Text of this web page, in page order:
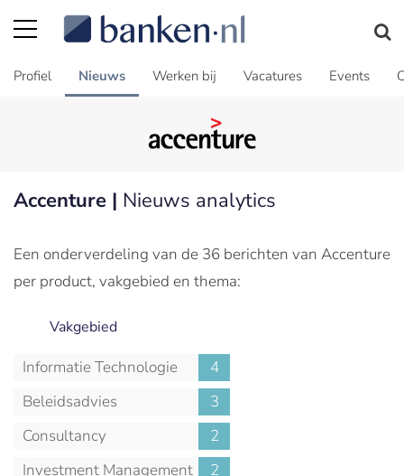
Profiel Nieuws Werken bij Vacatures Events
Accenture | Nieuws analytics
Een onderverdeling van de 36 berichten van Accenture
per product, vakgebied en thema:
Vakgebied
Informatie Technologie
4
Beleidsadvies
3
Consultancy
2
Investment Management
2